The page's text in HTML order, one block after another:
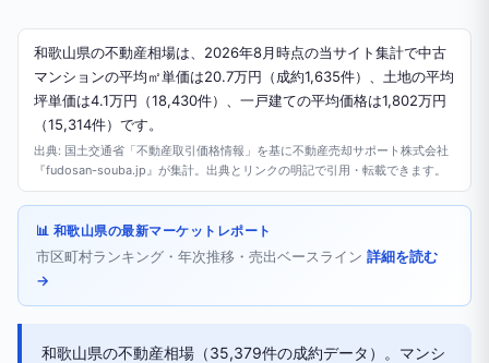
和歌山県の不動産相場は、2026年8月時点の当サイト集計で中古
マンションの平均㎡単価は20.7万円（成約1,635件）、土地の平均
坪単価は4.1万円（18,430件）、一戸建ての平均価格は1,802万円
（15,314件）です。
出典: 国土交通省「不動産取引価格情報」を基に不動産売却サポート株式会社
『fudosan-souba.jp』が集計。出典とリンクの明記で引用・転載できます。
📊 和歌山県の最新マーケットレポート
市区町村ランキング・年次推移・売出ベースライン 詳細を読む
→
和歌山県の不動産相場（35,379件の成約データ）。マンシ